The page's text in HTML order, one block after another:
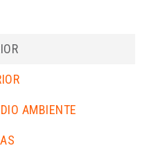
AMBIENTE